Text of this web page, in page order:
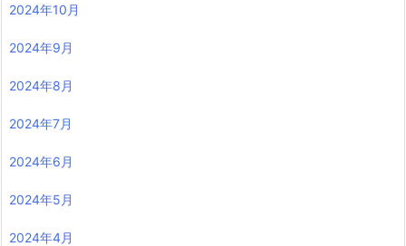
2024年10月
2024年9月
2024年8月
2024年7月
2024年6月
2024年5月
2024年4月